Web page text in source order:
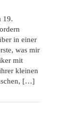
19.
in einer
was mir
mit
kleinen
[…]